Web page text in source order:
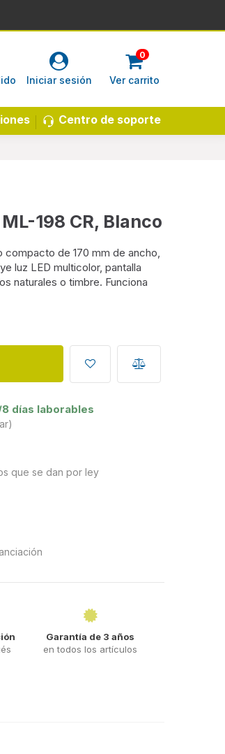
Iniciar sesión
0
Ver carrito
Centro de soporte
198 CR, Blanco
de 170 mm de ancho,
luz LED multicolor, pantalla
naturales o timbre. Funciona
días laborables
que se dan por ley
Garantía de 3 años
en todos los artículos